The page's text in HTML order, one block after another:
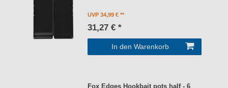
UVP 34,99 €
31,27 € *
In den Warenkorb
Fox Edges Hookbait pots half - 6